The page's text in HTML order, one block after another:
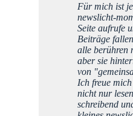
Für mich ist
newslicht-
Seite aufrufe
Beiträge
alle berühren
aber sie
von
Ich freue
nicht nur
schreibend